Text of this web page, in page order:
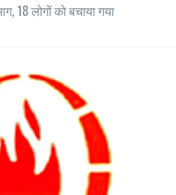
18 लोगों को बचाया गया